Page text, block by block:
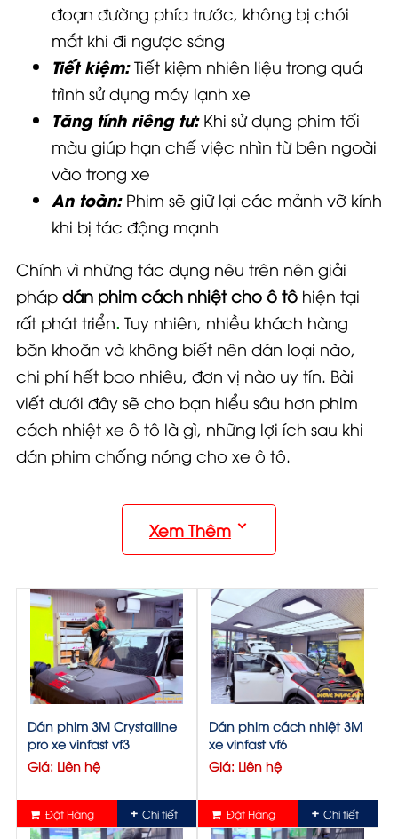
đoạn đường phía trước, không bị chói
mắt khi đi ngược sáng
Tiết kiệm: Tiết kiệm nhiên liệu trong quá
trình sử dụng máy lạnh xe
Tăng tính riêng tư: Khi sử dụng phim tối
màu giúp hạn chế việc nhìn từ bên ngoài
vào trong xe
An toàn: Phim sẽ giữ lại các mảnh vỡ kính
khi bị tác động mạnh
Chính vì những tác dụng nêu trên nên giải
pháp dán phim cách nhiệt cho ô tô hiện tại
rất phát triển. Tuy nhiên, nhiều khách hàng
băn khoăn và không biết nên dán loại nào,
chi phí hết bao nhiêu, đơn vị nào uy tín. Bài
viết dưới đây sẽ cho bạn hiểu sâu hơn phim
cách nhiệt xe ô tô là gì, những lợi ích sau khi
dán phim chống nóng cho xe ô tô.
Kính xe ô tô thông thường sẽ không thể chống
Xem Thêm
Dán phim 3M Crystalline
pro xe vinfast vf3
Giá: Liên hệ
Đặt Hàng Chi tiết
Dán phim cách nhiệt 3M
xe vinfast vf6
Giá: Liên hệ
Đặt Hàng Chi tiết